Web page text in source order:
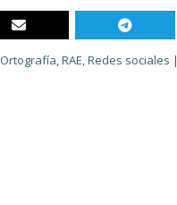
Ortografía,RAE,Redes sociales |